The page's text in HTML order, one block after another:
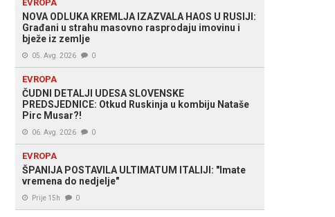
EVROPA
NOVA ODLUKA KREMLJA IZAZVALA HAOS U RUSIJI:
Građani u strahu masovno rasprodaju imovinu i
bježe iz zemlje
05. Avg. 2026 0
EVROPA
ČUDNI DETALJI UDESA SLOVENSKE
PREDSJEDNICE: Otkud Ruskinja u kombiju Nataše
Pirc Musar?!
06. Avg. 2026 0
EVROPA
ŠPANIJA POSTAVILA ULTIMATUM ITALIJI: "Imate
vremena do nedjelje"
Prije 15h 0